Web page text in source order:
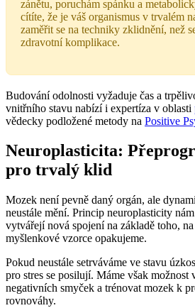
zánětu, poruchám spánku a
cítíte, že je váš organismus v trvalém
zaměřit se na techniky zklidnění, než
zdravotní komplikace.
Budování odolnosti vyžaduje čas a
vnitřního stavu nabízí i expertíza v oblasti
vědecky podložené metody na Positive
Neuroplasticita:
pro trvalý klid
Mozek není pevně daný orgán, ale
neustále mění. Princip neuroplasticity
vytvářejí nová spojení na základě toho,
myšlenkové vzorce opakujeme.
Pokud neustále setrváváme ve stavu
pro stres se posilují. Máme však možnost
negativních smyček a trénovat mozek k
rovnováhy.